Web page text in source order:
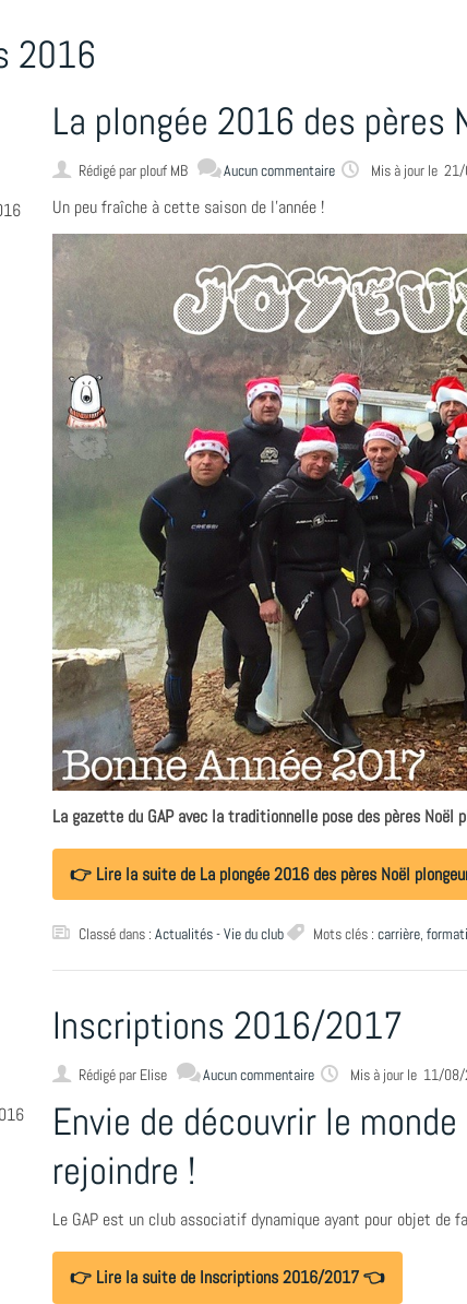
2016
La plongée 2016 des pères
Rédigé parplouf MB Aucun commentaire Mis à jour le
Un peu fraîche à cette saison de l'année !
La gazette du GAP avec la traditionnelle pose des pères Noël
👉 Lire la suite de La plongée 2016 des pères Noël
Classé dans :Actualités - Vie du club Mots clés :carrière,
Inscriptions 2016/2017
Rédigé par Elise Aucun commentaire Mis à jour le 11/
Envie de découvrir le
rejoindre !
Le GAP est un club associatif dynamique ayant pour objet de
👉 Lire la suite de Inscriptions 2016/2017 👈